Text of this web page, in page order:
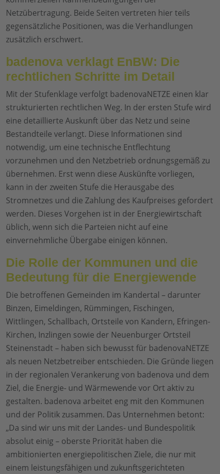
Netzübertragung. Beide Seiten vertreten hier teils
gegensätzliche Positionen, was die Verhandlungen
zusätzlich erschwert.
badenova verklagt EnBW: Die
rechtlichen Schritte im Detail
Mit der Stufenklage verfolgt badenovaNETZE einen klar
strukturierten rechtlichen Weg. In der ersten Stufe wird
eine detaillierte Auskunft über das Netz und seine
Bestandteile verlangt. Diese Informationen sind
notwendig, um eine technische Entflechtung
vorzunehmen und den Netzbetrieb ordnungsgemäß zu
übernehmen. Erst wenn diese Auskünfte vorliegen,
kann in der zweiten Stufe die Herausgabe des
Stromnetzes und die Zahlung des Kaufpreises gefordert
werden. Dieses Vorgehen ist in der Energiewirtschaft
üblich, wenn sich die Parteien nicht auf eine
einvernehmliche Übergabe einigen können.
Die Rolle der Kommunen und die
Bedeutung für die Energiewende
Die betroffenen Gemeinden im Kandertal – darunter
Binzen, Eimeldingen, Rümmingen, Fischingen,
Wittlingen, Schallbach, Ortsteile von Kandern, Efringen-
Kirchen, Inzlingen sowie der Neuenburger Ortsteil
Steinenstadt – haben sich bewusst für badenovaNETZE
als neuen Netzbetreiber entschieden. Die Gründe liegen
in der regionalen Verankerung von badenova und dem
Ziel, die Energie- und Wärmewende vor Ort aktiv zu
gestalten. badenova arbeitet eng mit den Kommunen
und der Politik zusammen. Das Unternehmen betont:
„Da sind wir uns mit der Landes- und Bundespolitik
absolut einig – oberste Priorität haben die
ambitionierten energiepolitischen Ziele, die nur mit
einem leistungsfähigen und zukunftsgerichteten